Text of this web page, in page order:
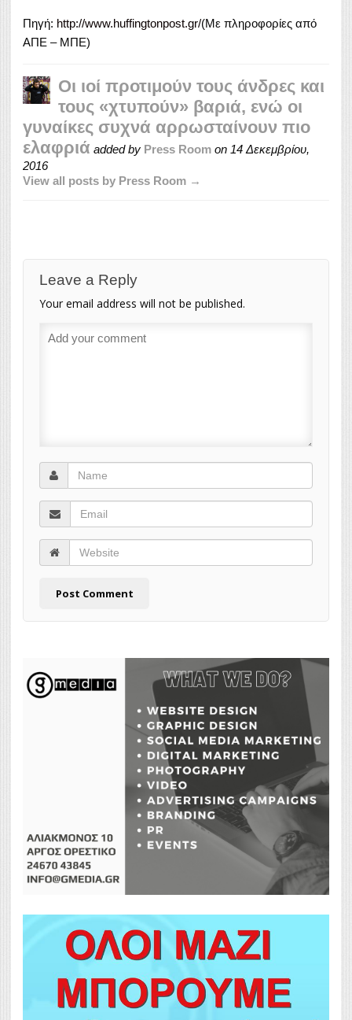
Πηγή: http://www.huffingtonpost.gr/(Με πληροφορίες από
ΑΠΕ – ΜΠΕ)
Οι ιοί προτιμούν τους άνδρες και
τους «χτυπούν» βαριά, ενώ οι
γυναίκες συχνά αρρωσταίνουν πιο
ελαφριά added by Press Room on 14 Δεκεμβρίου,
2016
View all posts by Press Room →
Leave a Reply
Your email address will not be published.